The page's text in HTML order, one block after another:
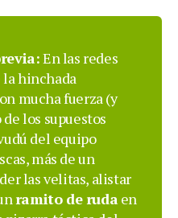
En las redes
la hinchada
mucha fuerza (y
los supuestos
del equipo
más de un
las velitas, alistar
ramito de rudaen